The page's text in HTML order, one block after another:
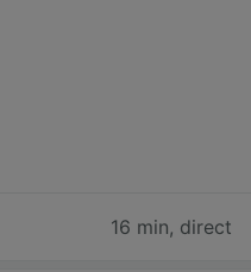
16 min, direct